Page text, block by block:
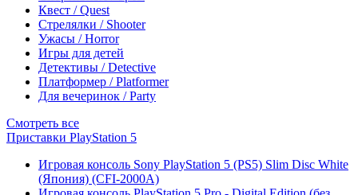
Квест / Quest
Стрелялки / Shooter
Ужасы / Horror
Игры для детей
Детективы / Detective
Платформер / Platformer
Для вечеринок / Party
Смотреть все
Приставки PlayStation 5
Игровая консоль Sony PlayStation 5 (PS5) Slim Disc White
(Япония) (CFI-2000A)